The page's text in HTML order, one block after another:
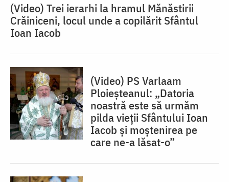
(Video) Trei ierarhi la hramul Mănăstirii
Crăiniceni, locul unde a copilărit Sfântul
Ioan Iacob
(Video) PS Varlaam
Ploieșteanul: „Datoria
noastră este să urmăm
pilda vieții Sfântului Ioan
Iacob și moștenirea pe
care ne-a lăsat-o”